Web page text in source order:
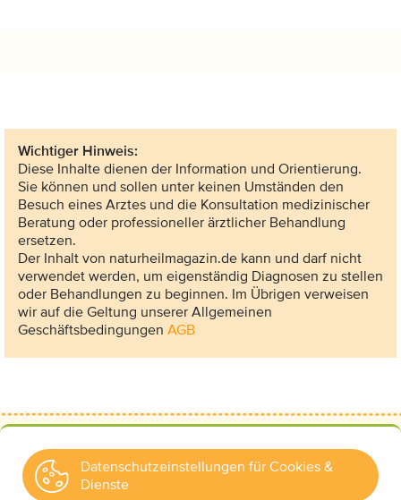
Wichtiger Hinweis:
Diese Inhalte dienen der Information und Orientierung.
Sie können und sollen unter keinen Umständen den
Besuch eines Arztes und die Konsultation medizinischer
Beratung oder professioneller ärztlicher Behandlung
ersetzen.
Der Inhalt von naturheilmagazin.de kann und darf nicht
verwendet werden, um eigenständig Diagnosen zu stellen
oder Behandlungen zu beginnen. Im Übrigen verweisen
wir auf die Geltung unserer Allgemeinen
Geschäftsbedingungen AGB
Datenschutzeinstellungen für Cookies &
Dienste